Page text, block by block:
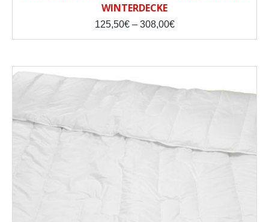
WINTERDECKE
125,50€ – 308,00€Price
308,00€